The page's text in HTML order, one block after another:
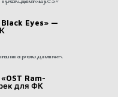
Black Eyes» —
Ram-
для ФК